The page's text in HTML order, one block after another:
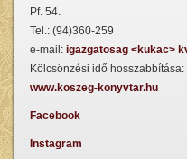
Pf. 54.
Tel.: (94)360-259
e-mail: igazgatosag <kukac>
Kölcsönzési idő hosszabbítása:
www.koszeg-konyvtar.hu
Facebook
Instagram